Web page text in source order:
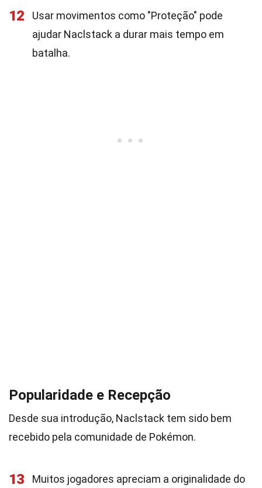
12
Usar movimentos como "Proteção" pode
ajudar Naclstack a durar mais tempo em
batalha.
Popularidade e Recepção
Desde sua introdução, Naclstack tem sido bem
recebido pela comunidade de Pokémon.
13
Muitos jogadores apreciam a originalidade do